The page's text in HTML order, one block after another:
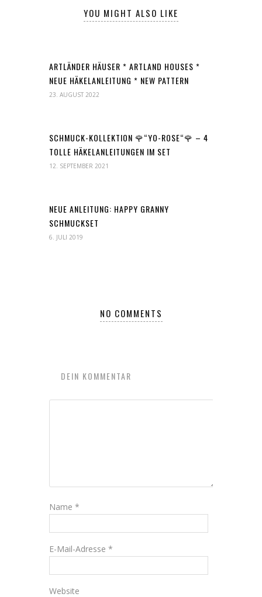
YOU MIGHT ALSO LIKE
ARTLÄNDER HÄUSER * ARTLAND HOUSES *
NEUE HÄKELANLEITUNG * NEW PATTERN
23. AUGUST 2022
SCHMUCK-KOLLEKTION 🌹“YO-ROSE“🌹 – 4
TOLLE HÄKELANLEITUNGEN IM SET
12. SEPTEMBER 2021
NEUE ANLEITUNG: HAPPY GRANNY
SCHMUCKSET
6. JULI 2019
NO COMMENTS
DEIN KOMMENTAR
Name *
E-Mail-Adresse *
Website